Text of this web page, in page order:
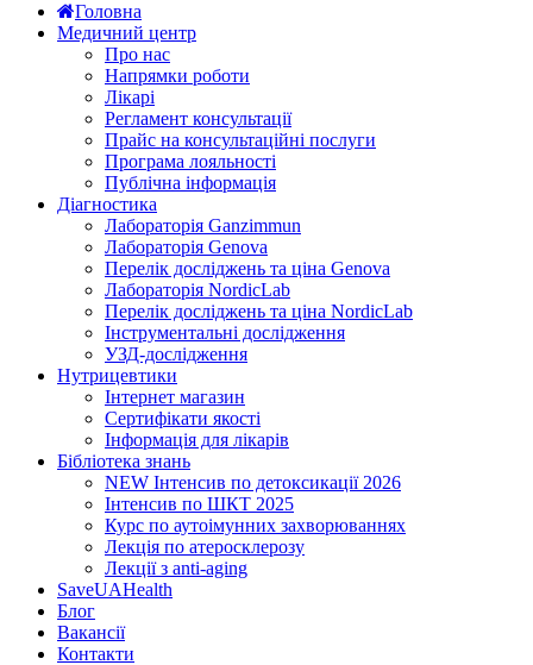
Головна
Медичний центр
Про нас
Напрямки роботи
Лікарі
Регламент консультації
Прайс на консультаційні послуги
Програма лояльності
Публічна інформація
Діагностика
Лабораторія Ganzimmun
Лабораторія Genova
Перелік досліджень та ціна Genova
Лабораторія NordicLab
Перелік досліджень та ціна NordicLab
Інструментальні дослідження
УЗД-дослідження
Нутрицевт​ики
Інтернет магазин
Сертифікати якості
Інформація для лікарів
Бібліотека знань
NEW Інтенсив по детоксикації 2026
Інтенсив по ШКТ 2025
Курс по аутоімунних захворюваннях
Лекція по атеросклерозу
Лекції з anti-aging
SaveUAHealth
Блог
Вакансії
Контакти